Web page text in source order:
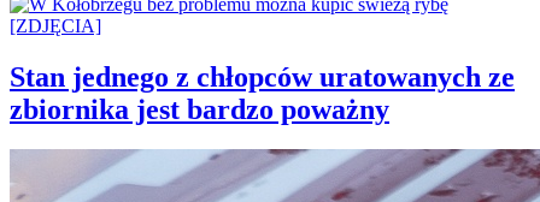
Stan jednego z chłopców uratowanych ze
zbiornika jest bardzo poważny